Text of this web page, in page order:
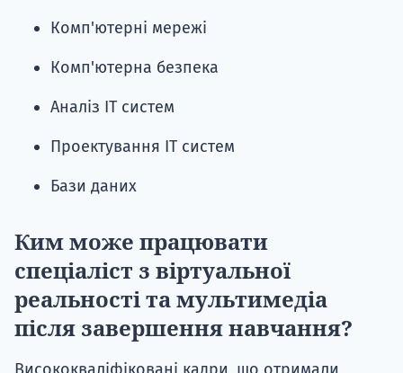
Комп'ютерні мережі
Комп'ютерна безпека
Аналіз ІТ систем
Проектування ІТ систем
Бази даних
Ким може працювати
спеціаліст з віртуальної
реальності та мультимедіа
після завершення навчання?